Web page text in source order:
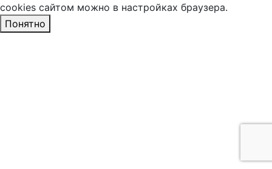
cookies сайтом можно в настройках браузера.
Понятно